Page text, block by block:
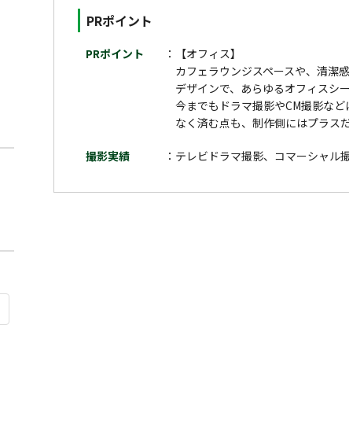
PRポイント
PRポイント
【オフィス】
カフェラウンジスペースや、清潔
デザインで、あらゆるオフィスシ
今までもドラマ撮影やCM撮影な
なく済む点も、制作側にはプラス
撮影実績 テレビドラマ撮影、コマーシャル